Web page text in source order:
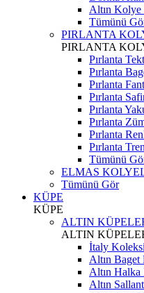
Altın Kolye
Tümünü
PIRLANTA
PIRLANTA
Pırlanta
Pırlanta
Pırlanta
Pırlanta
Pırlanta
Pırlanta
Pırlanta
Pırlanta
Tümünü
ELMAS
Tümünü Gör
KÜPE
KÜPE
ALTIN
ALTIN
İtaly
Altın Baget
Altın Halka
Altın